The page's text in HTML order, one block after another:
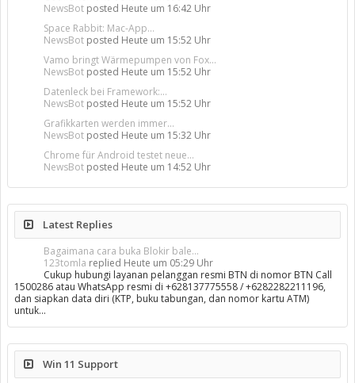
NewsBot posted Heute um 16:42 Uhr
Space Rabbit: Mac-App...
NewsBot posted Heute um 15:52 Uhr
Vamo bringt Wärmepumpen von Fox...
NewsBot posted Heute um 15:52 Uhr
Datenleck bei Framework:...
NewsBot posted Heute um 15:52 Uhr
Grafikkarten werden immer...
NewsBot posted Heute um 15:32 Uhr
Chrome für Android testet neue...
NewsBot posted Heute um 14:52 Uhr
Latest Replies
Bagaimana cara buka Blokir bale...
123tomla replied Heute um 05:29 Uhr
Cukup hubungi layanan pelanggan resmi BTN di nomor BTN Call
1500286 atau WhatsApp resmi di +628137775558 / +6282282211196,
dan siapkan data diri (KTP, buku tabungan, dan nomor kartu ATM)
untuk…
Win 11 Support